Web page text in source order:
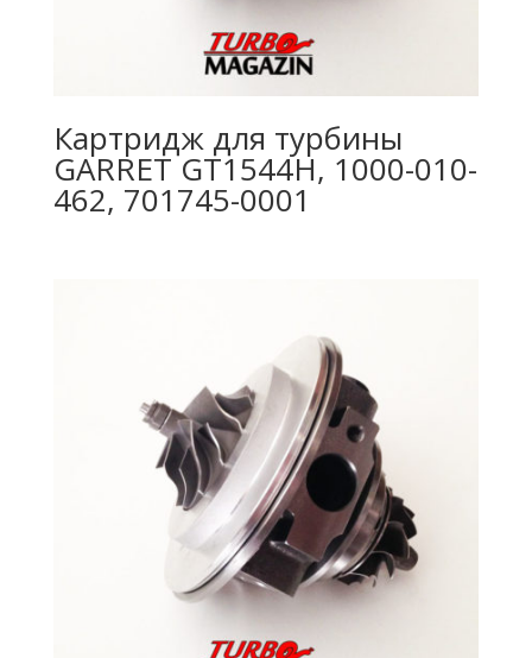
Картридж для турбины
GARRET GT1544H, 1000-010-
462, 701745-0001